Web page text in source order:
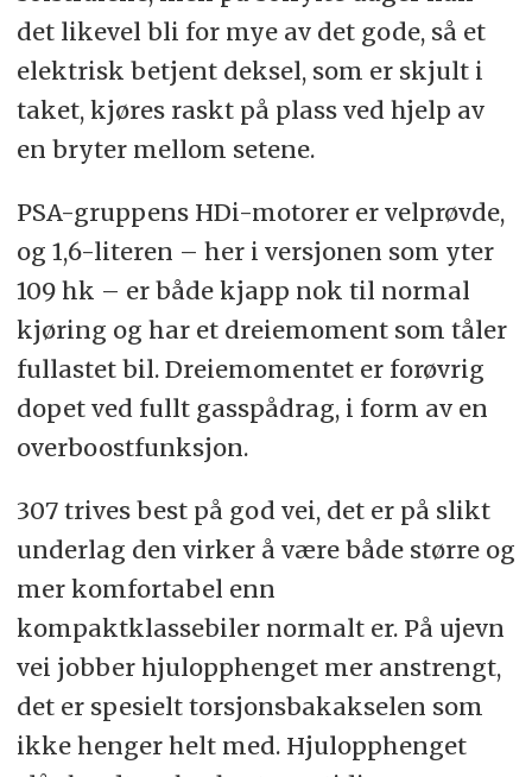
det likevel bli for mye av det gode, så et
elektrisk betjent deksel, som er skjult i
taket, kjøres raskt på plass ved hjelp av
en bryter mellom setene.
PSA-gruppens HDi-motorer er velprøvde,
og 1,6-literen – her i versjonen som yter
109 hk – er både kjapp nok til normal
kjøring og har et dreiemoment som tåler
fullastet bil. Dreiemomentet er forøvrig
dopet ved fullt gasspådrag, i form av en
overboostfunksjon.
307 trives best på god vei, det er på slikt
underlag den virker å være både større og
mer komfortabel enn
kompaktklassebiler normalt er. På ujevn
vei jobber hjulopphenget mer anstrengt,
det er spesielt torsjonsbakakselen som
ikke henger helt med. Hjulopphenget